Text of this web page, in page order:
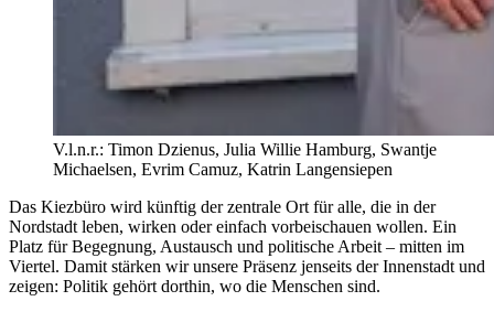
V.l.n.r.: Timon Dzienus, Julia Willie Hamburg, Swantje
Michaelsen, Evrim Camuz, Katrin Langensiepen
Das Kiezbüro wird künftig der zentrale Ort für alle, die in der
Nordstadt leben, wirken oder einfach vorbeischauen wollen. Ein
Platz für Begegnung, Austausch und politische Arbeit – mitten im
Viertel. Damit stärken wir unsere Präsenz jenseits der Innenstadt und
zeigen: Politik gehört dorthin, wo die Menschen sind.